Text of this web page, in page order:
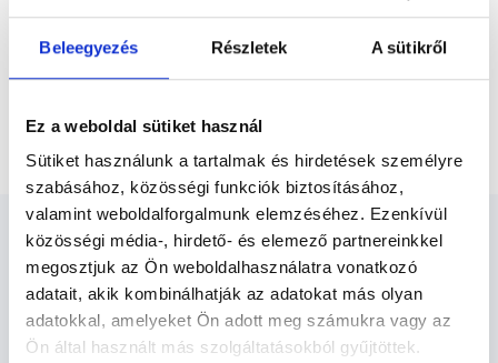
Beleegyezés Részletek A sütikről
Ez a weboldal sütiket használ
Sütiket használunk a tartalmak és hirdetések személyre
szabásához, közösségi funkciók biztosításához,
valamint weboldalforgalmunk elemzéséhez. Ezenkívül
közösségi média-, hirdető- és elemező partnereinkkel
megosztjuk az Ön weboldalhasználatra vonatkozó
adatait, akik kombinálhatják az adatokat más olyan
adatokkal, amelyeket Ön adott meg számukra vagy az
Ön által használt más szolgáltatásokból gyűjtöttek.
Főoldal Diagnoszta
Enterográfia kontrasztanyagos MR vizsgálat
Diagnoszta - Diagnosztika